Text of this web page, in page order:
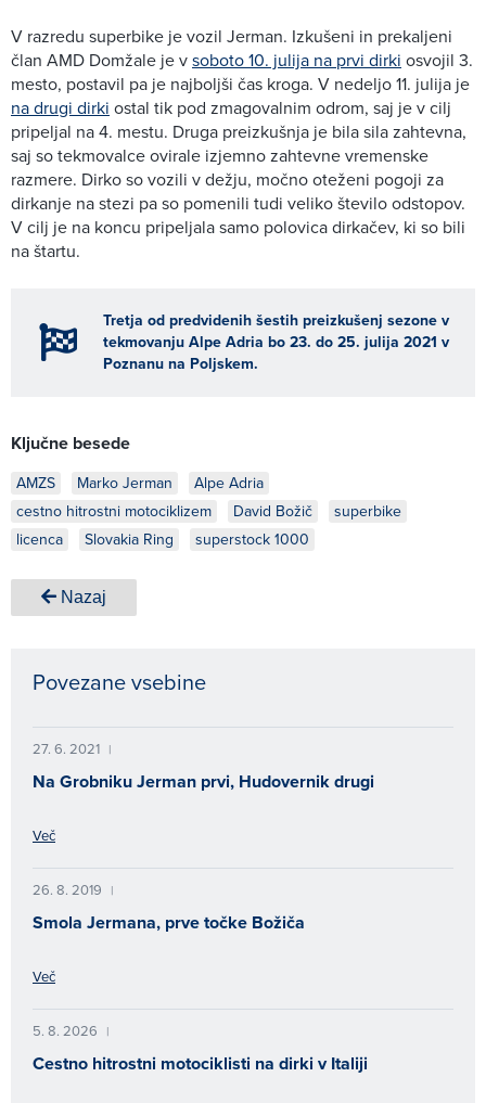
V razredu superbike je vozil Jerman. Izkušeni in prekaljeni
član AMD Domžale je vsoboto 10. julija na prvi dirki osvojil 3.
mesto, postavil pa je najboljši čas kroga. V nedeljo 11. julija je
na drugi dirki ostal tik pod zmagovalnim odrom, saj je v cilj
pripeljal na 4. mestu. Druga preizkušnja je bila sila zahtevna,
saj so tekmovalce ovirale izjemno zahtevne vremenske
razmere. Dirko so vozili v dežju, močno oteženi pogoji za
dirkanje na stezi pa so pomenili tudi veliko število odstopov.
V cilj je na koncu pripeljala samo polovica dirkačev, ki so bili
na štartu.
Tretja od predvidenih šestih preizkušenj sezone v
tekmovanju Alpe Adria bo 23. do 25. julija 2021 v
Poznanu na Poljskem.
Ključne besede
AMZS Marko Jerman
Alpe Adria
cestno hitrostni motociklizem
David Božič
superbike
licenca
Slovakia Ring superstock 1000
Nazaj
Povezane vsebine
27. 6. 2021 |
Na Grobniku Jerman prvi, Hudovernik drugi
Več
26. 8. 2019 |
Smola Jermana, prve točke Božiča
Več
5. 8. 2026 |
Cestno hitrostni motociklisti na dirki v Italiji